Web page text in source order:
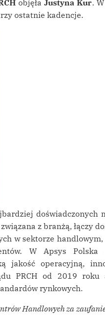
objęłaJustyna Kur.
ostatnie kadencje.
doświadczonych
z branżą, łączy
w sektorze
W Apsys Polska
jakość operacyjną,
PRCH od 2019
rynkowych.
Handlowych za